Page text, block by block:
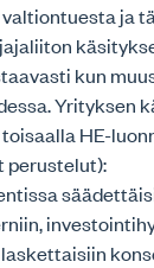
ja
kun
Yrityksen
HE-
perustelut):